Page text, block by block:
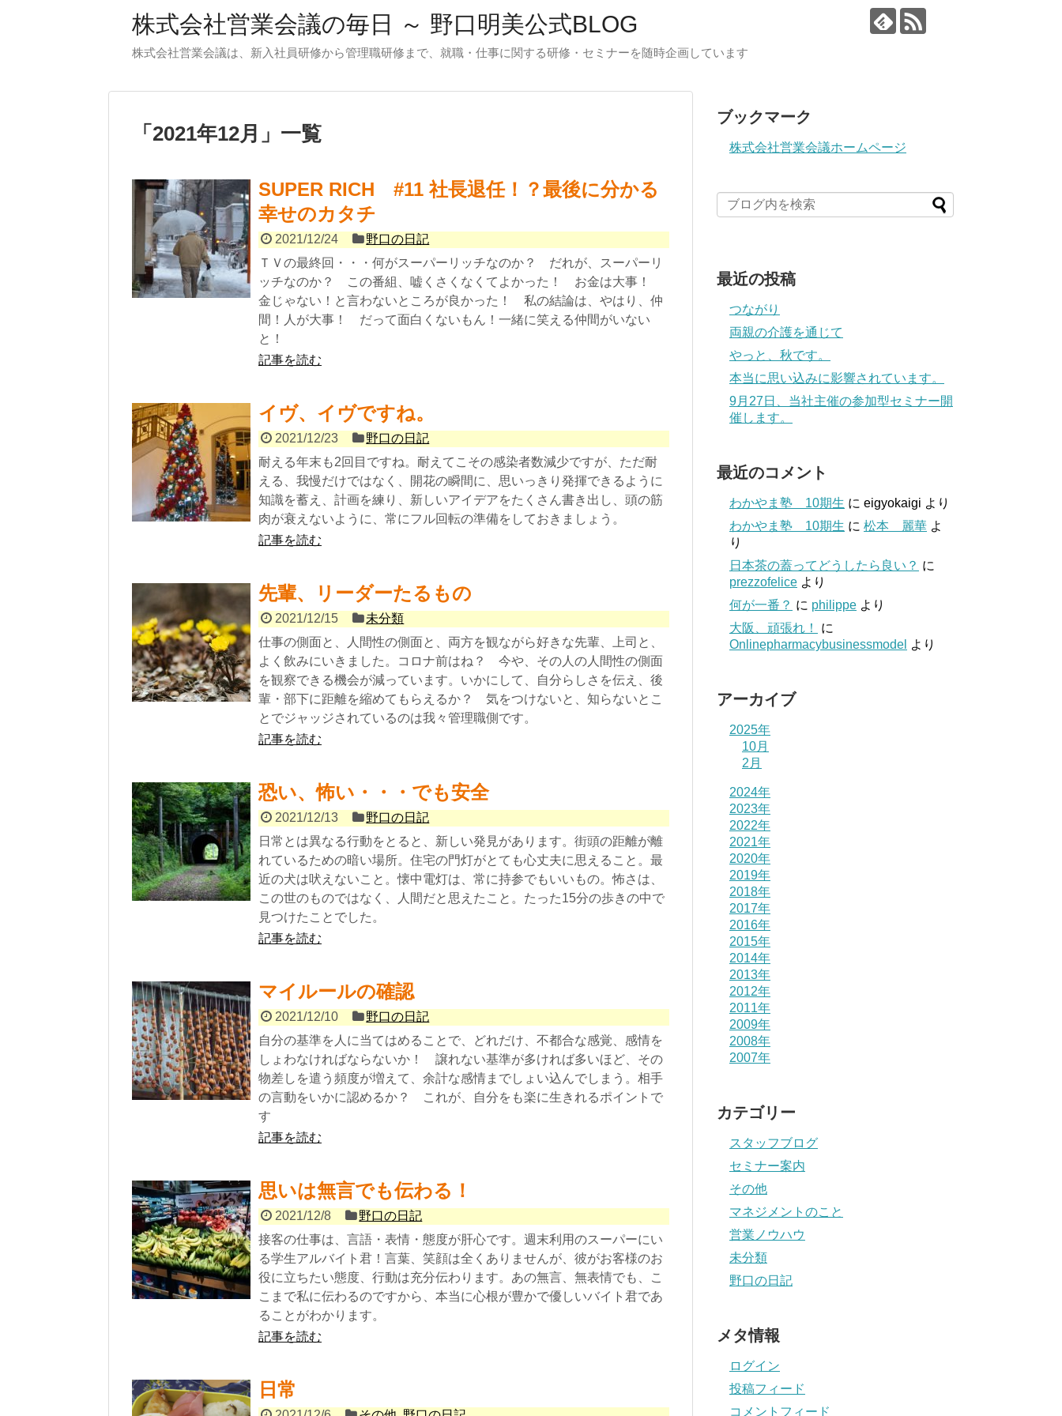
株式会社営業会議の毎日 ～ 野口明美公式BLOG
株式会社営業会議は、新入社員研修から管理職研修まで、就職・仕事に関する研修・セミナーを随時企画しています
「 2021年12月 」 一覧
SUPER RICH #11 社長退任！？最後に分かる
幸せのカタチ
2021/12/24
野口の日記
ＴＶの最終回・・・何がスーパーリッチなのか？ だれが、スーパーリ
ッチなのか？ この番組、嘘くさくなくてよかった！ お金は大事！
金じゃない！と言わないところが良かった！ 私の結論は、やはり、仲
間！人が大事！ だって面白くないもん！一緒に笑える仲間がいない
と！
記事を読む
イヴ、イヴですね。
2021/12/23
野口の日記
耐える年末も2回目ですね。耐えてこその感染者数減少ですが、ただ耐
える、我慢だけではなく、開花の瞬間に、思いっきり発揮できるように
知識を蓄え、計画を練り、新しいアイデアをたくさん書き出し、頭の筋
肉が衰えないように、常にフル回転の準備をしておきましょう。
記事を読む
先輩、リーダーたるもの
2021/12/15
未分類
仕事の側面と、人間性の側面と、両方を観ながら好きな先輩、上司と、
よく飲みにいきました。コロナ前はね？ 今や、その人の人間性の側面
を観察できる機会が減っています。いかにして、自分らしさを伝え、後
輩・部下に距離を縮めてもらえるか？ 気をつけないと、知らないとこ
とでジャッジされているのは我々管理職側です。
記事を読む
恐い、怖い・・・でも安全
2021/12/13
野口の日記
日常とは異なる行動をとると、新しい発見があります。街頭の距離が離
れているための暗い場所。住宅の門灯がとても心丈夫に思えること。最
近の犬は吠えないこと。懐中電灯は、常に持参でもいいもの。怖さは、
この世のものではなく、人間だと思えたこと。たった15分の歩きの中で
見つけたことでした。
記事を読む
マイルールの確認
2021/12/10
野口の日記
自分の基準を人に当てはめることで、どれだけ、不都合な感覚、感情を
しょわなければならないか！ 譲れない基準が多ければ多いほど、その
物差しを遣う頻度が増えて、余計な感情までしょい込んでしまう。相手
の言動をいかに認めるか？ これが、自分をも楽に生きれるポイントで
す
記事を読む
思いは無言でも伝わる！
2021/12/8
野口の日記
接客の仕事は、言語・表情・態度が肝心です。週末利用のスーパーにい
る学生アルバイト君！言葉、笑顔は全くありませんが、彼がお客様のお
役に立ちたい態度、行動は充分伝わります。あの無言、無表情でも、こ
こまで私に伝わるのですから、本当に心根が豊かで優しいバイト君であ
ることがわかります。
記事を読む
日常
ブックマーク
株式会社営業会議ホームページ
最近の投稿
つながり
両親の介護を通じて
やっと、秋です。
本当に思い込みに影響されています。
9月27日、当社主催の参加型セミナー開
催します。
最近のコメント
わかやま塾 10期生 に eigyokaigi より
わかやま塾 10期生 に 松本 麗華 よ
り
日本茶の蓋ってどうしたら良い？ に
prezzofelice より
何が一番？ に philippe より
大阪、頑張れ！
に
Onlinepharmacybusinessmodel より
アーカイブ
2025年
10月
2月
2024年
2023年
2022年
2021年
2020年
2019年
2018年
2017年
2016年
2015年
2014年
2013年
2012年
2011年
2009年
2008年
2007年
カテゴリー
スタッフブログ
セミナー案内
その他
マネジメントのこと
営業ノウハウ
未分類
野口の日記
メタ情報
ログイン
投稿フィード
コメントフィード